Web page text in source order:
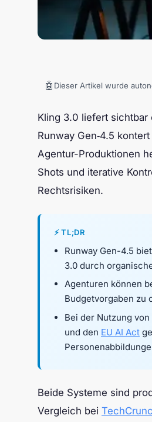
🤖 Dieser Artikel wurde
Kling 3.0 liefert sichtbar
Runway Gen‑4.5
Agentur-Produktionen
Shots und iterative
Rechtsrisiken.
⚡ TL;DR
Runway Gen-4.5
3.0 durch
Agenturen können
Budgetvorgaben zu
Bei der Nutzung
und den EU AI Act
Beide Systeme sind
Vergleich bei